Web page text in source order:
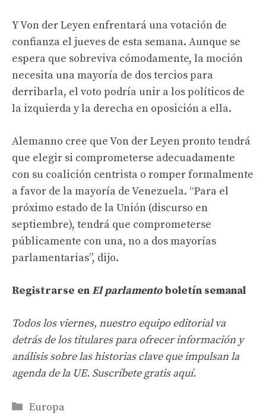
Y Von der Leyen enfrentará una votación de
confianza el jueves de esta semana. Aunque se
espera que sobreviva cómodamente, la moción
necesita una mayoría de dos tercios para
derribarla, el voto podría unir a los políticos de
la izquierda y la derecha en oposición a ella.
Alemanno cree que Von der Leyen pronto tendrá
que elegir si comprometerse adecuadamente
con su coalición centrista o romper formalmente
a favor de la mayoría de Venezuela. “Para el
próximo estado de la Unión (discurso en
septiembre), tendrá que comprometerse
públicamente con una, no a dos mayorías
parlamentarias”, dijo.
Registrarse enEl parlamentoboletín semanal
Todos los viernes, nuestro equipo editorial va
detrás de los titulares para ofrecer información y
análisis sobre las historias clave que impulsan la
agenda de la UE. Suscríbete gratis aquí.
Categories
Europa